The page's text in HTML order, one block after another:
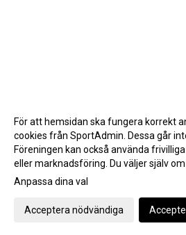
Gå till Webbversion
För att hemsidan ska fungera korrekt
cookies från SportAdmin. Dessa går
Föreningen kan också använda
eller marknadsföring. Du väljer själv
Anpassa dina val
Acceptera nödvändiga